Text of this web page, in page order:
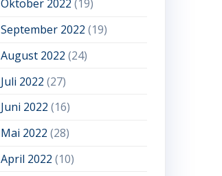
Oktober 2022 (19)
September 2022 (19)
August 2022 (24)
Juli 2022 (27)
Juni 2022 (16)
Mai 2022 (28)
April 2022 (10)